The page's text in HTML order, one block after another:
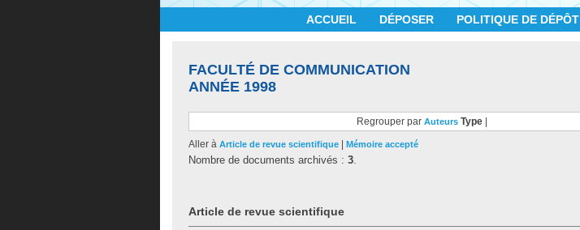
ACCUEIL DÉPOSER POLITIQUE DE DÉPÔT
FACULTÉ DE COMMUNICATION
ANNÉE 1998
Regrouper par Auteurs Type
Aller à Article de revue scientifique Mémoire accepté
Nombre de documents archivés : 3.
Article de revue scientifique